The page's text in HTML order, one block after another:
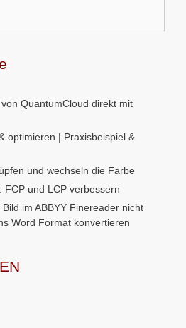
QuantumCloud direkt mit
optimieren | Praxisbeispiel &
und wechseln die Farbe
FCP und LCP verbessern
im ABBYY Finereader nicht
Word Format konvertieren